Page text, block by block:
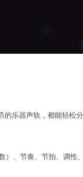
乐器声轨，都能轻松
、节奏、节拍、调